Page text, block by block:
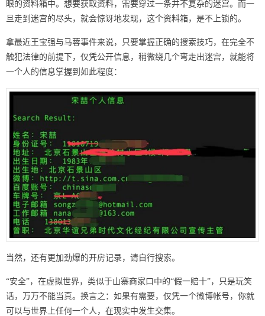
眼的资料箱中。想要获取资料，需要穿过一条并不复杂的迷宫。而一
旦走到迷宫的尽头，就会惊讶地发现，这个资料箱，是不上锁的。
拿最近王宝强与马蓉事件来说，只要掌握正确的搜索技巧，在完全不
触犯法律的前提下，仅凭公开信息，稍微绕几个弯走出迷宫，就能将
一个人的信息掌握到如此程度：
当然，还有更加劲爆的开房记录，请自行搜索。
“安全”，在虚拟世界，类似于山寨商家口中的“假一赔十”，只是玩笑
话，万万不能当真。换言之：如果有需要，仅凭一个微博帐号，你就
可以与世界上任何一个人，在现实中发生交集。